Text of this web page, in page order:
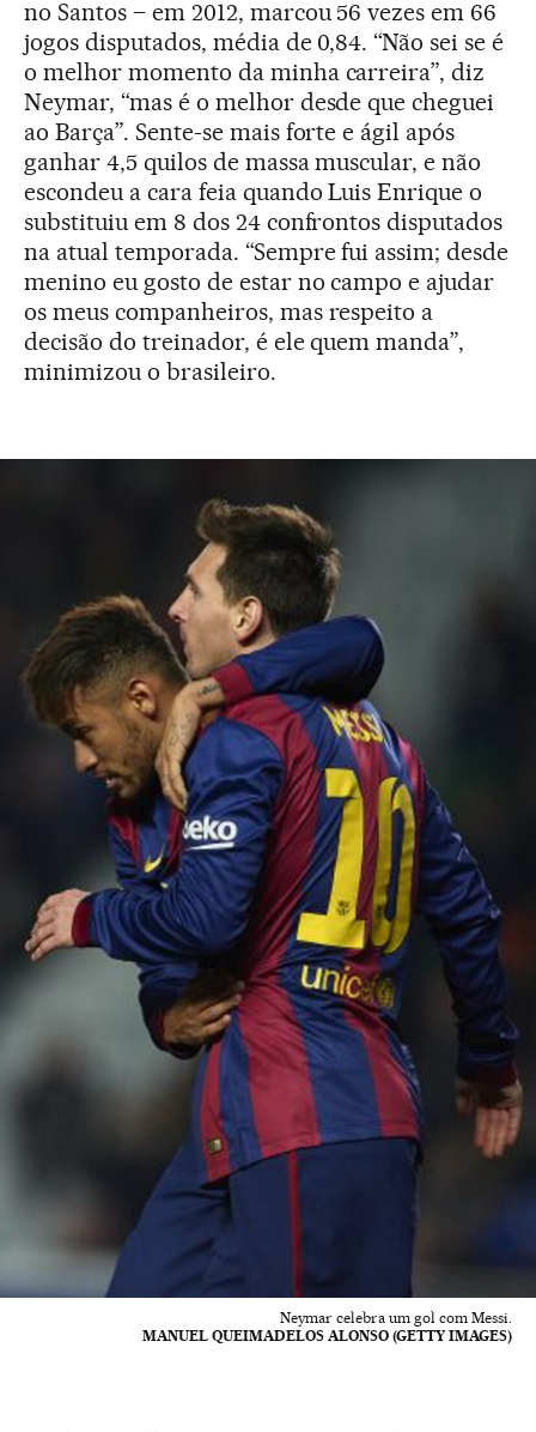
no Santos – em 2012, marcou 56 vezes em 66
jogos disputados, média de 0,84. “Não sei se é
o melhor momento da minha carreira”, diz
Neymar, “mas é o melhor desde que cheguei
ao Barça”. Sente-se mais forte e ágil após
ganhar 4,5 quilos de massa muscular, e não
escondeu a cara feia quando Luis Enrique o
substituiu em 8 dos 24 confrontos disputados
na atual temporada. “Sempre fui assim; desde
menino eu gosto de estar no campo e ajudar
os meus companheiros, mas respeito a
decisão do treinador, é ele quem manda”,
minimizou o brasileiro.
Neymar celebra um gol com Messi.
MANUEL QUEIMADELOS ALONSO (GETTY IMAGES)